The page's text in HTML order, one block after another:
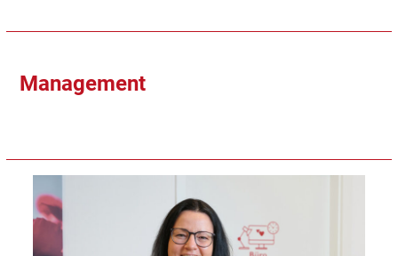
Management